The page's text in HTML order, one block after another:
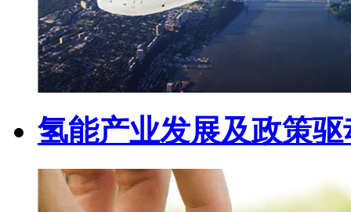
氢能产业发展及政策